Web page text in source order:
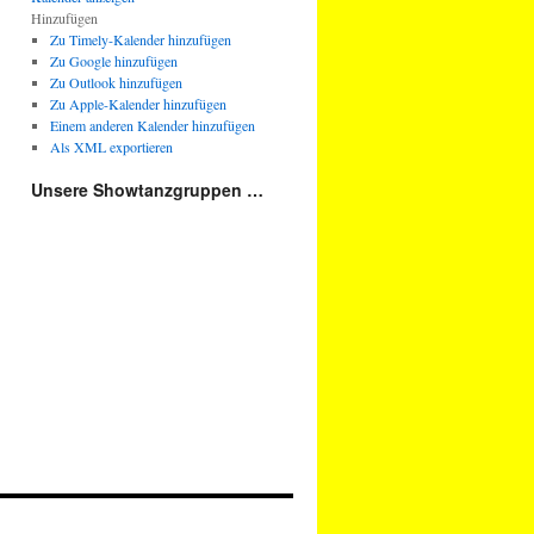
Hinzufügen
Zu Timely-Kalender hinzufügen
Zu Google hinzufügen
Zu Outlook hinzufügen
Zu Apple-Kalender hinzufügen
Einem anderen Kalender hinzufügen
Als XML exportieren
Unsere Showtanzgruppen …